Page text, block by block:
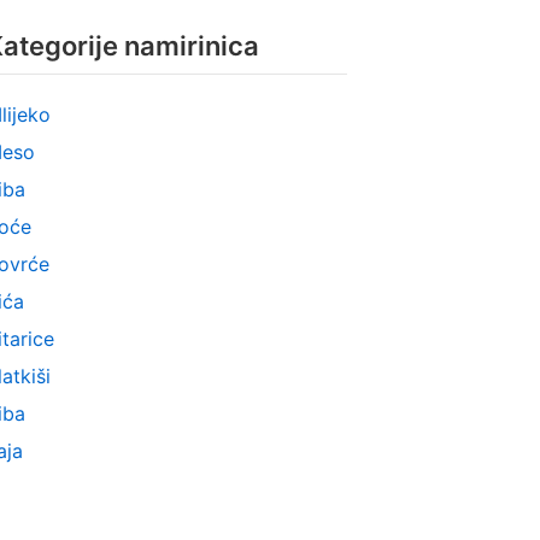
namirinica